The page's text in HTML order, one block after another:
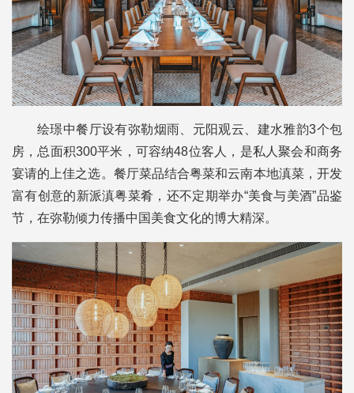
绘璟中餐厅设有弥勒烟雨、元阳观云、建水雅韵3个包
房，总面积300平米，可容纳48位客人，是私人聚会和商务
宴请的上佳之选。餐厅菜品结合粤菜和云南本地滇菜，开发
富有创意的新派滇粤菜肴，还不定期举办“美食与美酒”品鉴
节，在弥勒倾力传播中国美食文化的博大精深。